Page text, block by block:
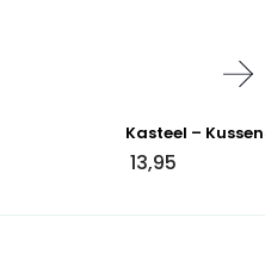
Kasteel –
13,95